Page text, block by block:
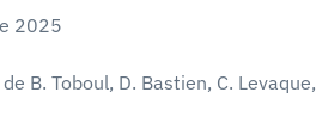
2025
B. Toboul, D. Bastien, C.